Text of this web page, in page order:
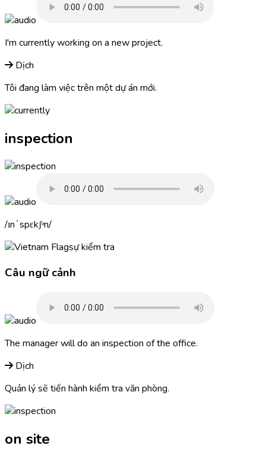
I'm currentlyworking on a new project.
Dịch
Tôi đang làm việc trên một dự án mới.
inspection
ɪnˈspɛkʃᵊn
sự kiểm tra
Câu ngữ cảnh
The manager will do an inspection of the office.
Dịch
Quản lý sẽ tiến hành kiểm tra văn phòng.
on site